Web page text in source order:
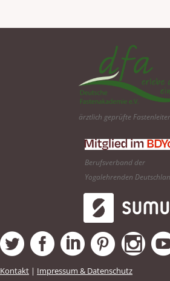
ärztlich geprüfte
Berufsverband der
Yogalehrenden
Kontakt | Impressum & Datenschutz